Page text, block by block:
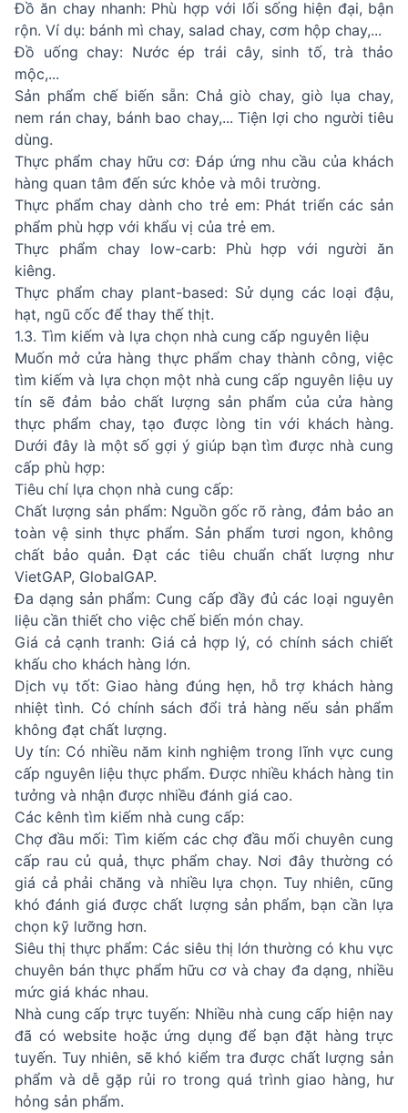
Đồ ăn chay nhanh: Phù hợp với lối sống hiện đại, bận
rộn. Ví dụ: bánh mì chay, salad chay, cơm hộp chay,...
Đồ uống chay: Nước ép trái cây, sinh tố, trà thảo
mộc,...
Sản phẩm chế biến sẵn: Chả giò chay, giò lụa chay,
nem rán chay, bánh bao chay,... Tiện lợi cho người tiêu
dùng.
Thực phẩm chay hữu cơ: Đáp ứng nhu cầu của khách
hàng quan tâm đến sức khỏe và môi trường.
Thực phẩm chay dành cho trẻ em: Phát triển các sản
phẩm phù hợp với khẩu vị của trẻ em.
Thực phẩm chay low-carb: Phù hợp với người ăn
kiêng.
Thực phẩm chay plant-based: Sử dụng các loại đậu,
hạt, ngũ cốc để thay thế thịt.
1.3. Tìm kiếm và lựa chọn nhà cung cấp nguyên liệu
Muốn mở cửa hàng thực phẩm chay thành công, việc
tìm kiếm và lựa chọn một nhà cung cấp nguyên liệu uy
tín sẽ đảm bảo chất lượng sản phẩm của cửa hàng
thực phẩm chay, tạo được lòng tin với khách hàng.
Dưới đây là một số gợi ý giúp bạn tìm được nhà cung
cấp phù hợp:
Tiêu chí lựa chọn nhà cung cấp:
Chất lượng sản phẩm: Nguồn gốc rõ ràng, đảm bảo an
toàn vệ sinh thực phẩm. Sản phẩm tươi ngon, không
chất bảo quản. Đạt các tiêu chuẩn chất lượng như
VietGAP, GlobalGAP.
Đa dạng sản phẩm: Cung cấp đầy đủ các loại nguyên
liệu cần thiết cho việc chế biến món chay.
Giá cả cạnh tranh: Giá cả hợp lý, có chính sách chiết
khấu cho khách hàng lớn.
Dịch vụ tốt: Giao hàng đúng hẹn, hỗ trợ khách hàng
nhiệt tình. Có chính sách đổi trả hàng nếu sản phẩm
không đạt chất lượng.
Uy tín: Có nhiều năm kinh nghiệm trong lĩnh vực cung
cấp nguyên liệu thực phẩm. Được nhiều khách hàng tin
tưởng và nhận được nhiều đánh giá cao.
Các kênh tìm kiếm nhà cung cấp:
Chợ đầu mối: Tìm kiếm các chợ đầu mối chuyên cung
cấp rau củ quả, thực phẩm chay. Nơi đây thường có
giá cả phải chăng và nhiều lựa chọn. Tuy nhiên, cũng
khó đánh giá được chất lượng sản phẩm, bạn cần lựa
chọn kỹ lưỡng hơn.
Siêu thị thực phẩm: Các siêu thị lớn thường có khu vực
chuyên bán thực phẩm hữu cơ và chay đa dạng, nhiều
mức giá khác nhau.
Nhà cung cấp trực tuyến: Nhiều nhà cung cấp hiện nay
đã có website hoặc ứng dụng để bạn đặt hàng trực
tuyến. Tuy nhiên, sẽ khó kiểm tra được chất lượng sản
phẩm và dễ gặp rủi ro trong quá trình giao hàng, hư
hỏng sản phẩm.